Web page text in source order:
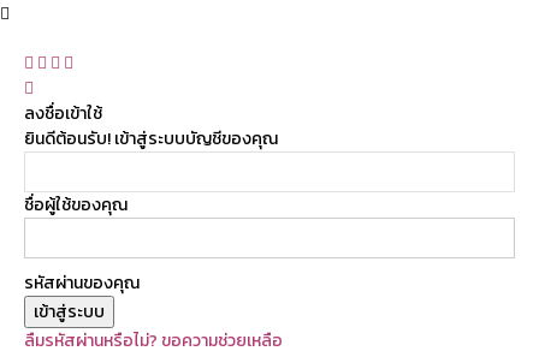
ลงชื่อเข้าใช้
ยินดีต้อนรับ! เข้าสู่ระบบบัญชีของคุณ
ชื่อผู้ใช้ของคุณ
รหัสผ่านของคุณ
ลืมรหัสผ่านหรือไม่? ขอความช่วยเหลือ